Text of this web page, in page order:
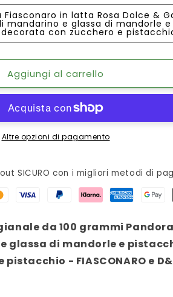
Gabbana
glassa
mandorle
100
Fiasconaro in latta Rosa Dolce &
mandarino e glassa di mandorle
decorata con zucchero e
Aggiungi al carrello
Altre opzioni di pagamento
SICURO con i migliori metodi di
da 100 grammi
glassa di mandorle e
pistacchio - FIASCONARO e